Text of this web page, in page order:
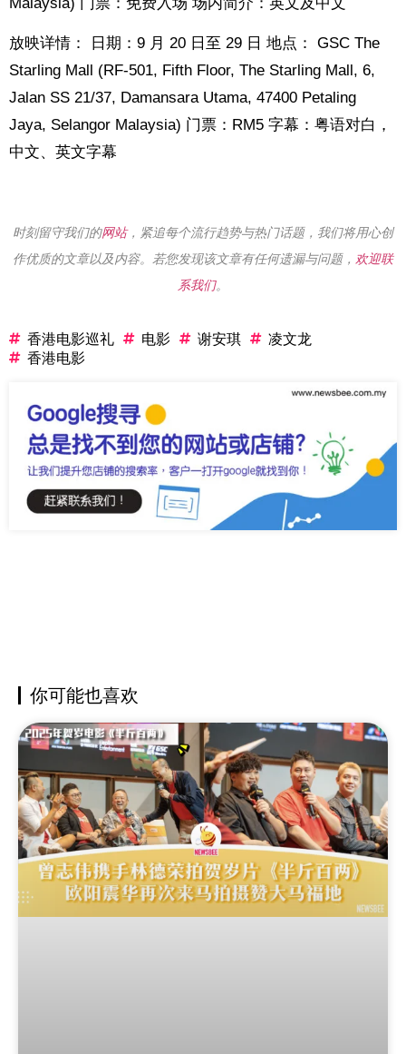
放映详情： 日期：9 月 20 日至 29 日 地点： GSC The
Starling Mall (RF-501, Fifth Floor, The Starling Mall, 6,
Jalan SS 21/37, Damansara Utama, 47400 Petaling
Jaya, Selangor Malaysia) 门票：RM5 字幕：粤语对白，
中文、英文字幕
时刻留守我们的网站，紧追每个流行趋势与热门话题，我们将用心创
作优质的文章以及内容。若您发现该文章有任何遗漏与问题， 欢迎联
系我们。
香港电影巡礼 电影 谢安琪
凌文龙
香港电影
你可能也喜欢